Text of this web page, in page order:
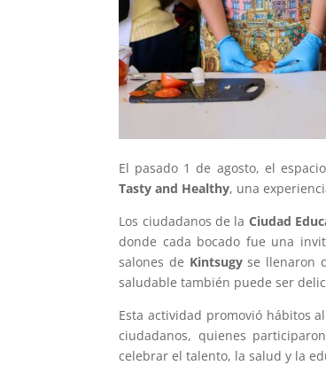
El pasado 1 de agosto, el
Tasty and Healthy, una
Los ciudadanos de la Ciudad
donde cada bocado fue una
salones de Kintsugyse llenaron
saludable también puede ser
Esta actividad promovió hábitos
ciudadanos, quienes
celebrar el talento, la salud y la